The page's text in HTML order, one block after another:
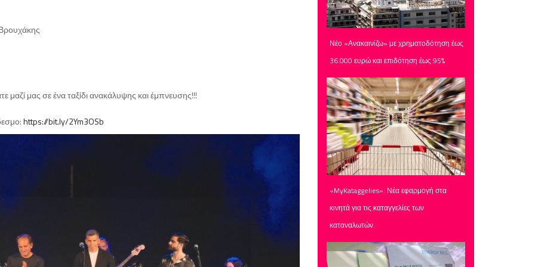
μαζί μας σε ένα ταξίδι ανακάλυψης και έμπνευσης!!!
https://bit.ly/2Ym3OSb
Νέο «Ανακαινίζω» με χρηματοδότηση έως
36.000 ευρώ και επιδότηση έως 95%
«MyKataggelies»: Νέα εφαρμογή στα
κινητά για τις καταγγελίες των
καταναλωτών.